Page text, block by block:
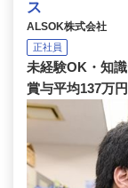
ス
ALSOK株式会社
正社員
未経験OK・知
賞与平均137万